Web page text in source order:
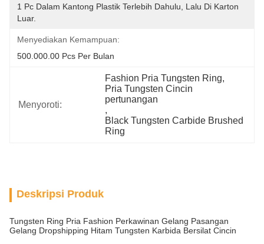
1 Pc Dalam Kantong Plastik Terlebih Dahulu, Lalu Di Karton
Luar.
Menyediakan Kemampuan:
500.000.00 Pcs Per Bulan
Menyoroti:
Fashion Pria Tungsten Ring,
Pria Tungsten Cincin
pertunangan
,
Black Tungsten Carbide Brushed
Ring
Deskripsi Produk
Tungsten Ring Pria Fashion Perkawinan Gelang Pasangan
Gelang Dropshipping Hitam Tungsten Karbida Bersilat Cincin